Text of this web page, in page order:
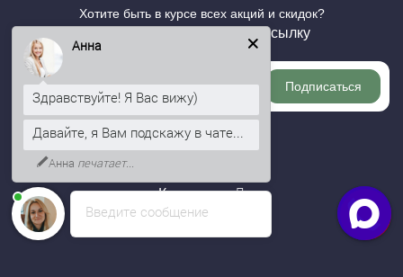
Хотите быть в курсе всех акций и скидок?
Подпишитесь на нашу рассылку
Подписаться
Категории
Введите сообщение
Анна
Здравствуйте! Я Вас вижу)
Давайте, я Вам подскажу в чате...
Анна печатает...